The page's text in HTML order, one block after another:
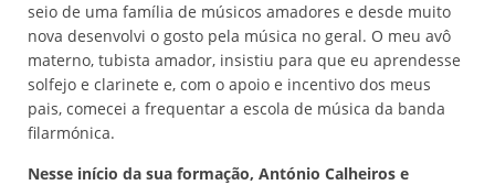
seio de uma família de músicos amadores e desde muito
nova desenvolvi o gosto pela música no geral. O meu avô
materno, tubista amador, insistiu para que eu aprendesse
solfejo e clarinete e, com o apoio e incentivo dos meus
pais, comecei a frequentar a escola de música da banda
filarmónica.
Nesse início da sua formação, António Calheiros e